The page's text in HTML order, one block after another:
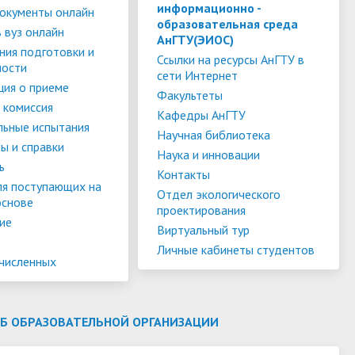
Финансово-хозяйственная
деятельность
Организация питания в
образовательной организации
Информация Министерства науки и
высшего образования РФ
Международное сотрудничество
Информационная поддержка
сотрудников и обучающихся по
вопросам коронавирусной
инфекции и организации
дистанционного обучения
платной основе
Для поступающих из ДНР, ЛНР,
Запорожской области и
Херсонской области
Дополнительный прием
онлайн
онлайн
подготовки и
о приеме
испытания
и справки
поступающих на
информационно -
образовательная среда
АнГТУ(ЭИОС)
Ссылки на ресурсы АнГТУ в
сети Интернет
Факультеты
Кафедры АнГТУ
Научная библиотека
Наука и инновации
Контакты
Отдел экологического
проектирования
Виртуальный тур
Личные кабинеты студентов
ОБРАЗОВАТЕЛЬНОЙ ОРГАНИЗАЦИИ